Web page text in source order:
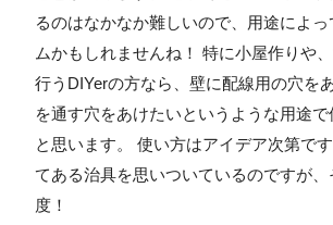
るのはなかなか難しいので、用途によ
ムかもしれませんね！ 特に小屋作りや
行うDIYerの方なら、壁に配線用の穴を
を通す穴をあけたいというような用途
と思います。 使い方はアイデア次第で
てある治具を思いついているのですが、
度！